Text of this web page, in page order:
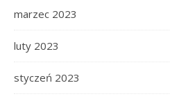
marzec 2023
luty 2023
styczeń 2023